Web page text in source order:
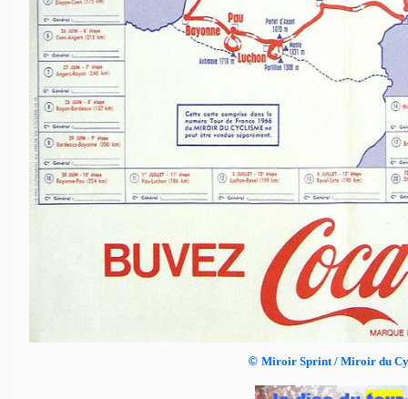
© Miroir Sprint / Miroir du